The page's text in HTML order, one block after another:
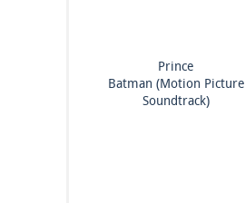
Prince
Batman (Motion Picture
Soundtrack)